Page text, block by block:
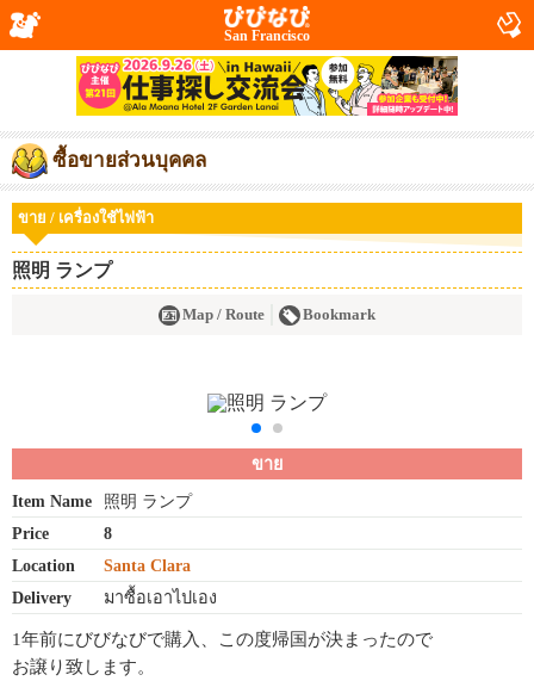
San Francisco
ซื้อขายส่วนบุคคล
ขาย / เครื่องใช้ไฟฟ้า
照明 ランプ
Map / Route Bookmark
ขาย
Item Name
照明 ランプ
Price
8
Location
Santa Clara
Delivery
มาซื้อเอาไปเอง
1年前にびびなびで購入、この度帰国が決まったので
お譲り致します。